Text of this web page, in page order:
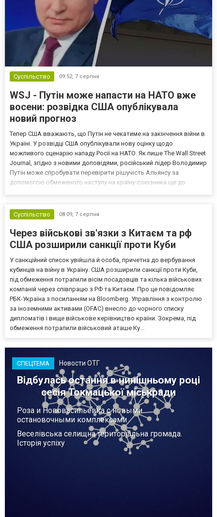
Суспільство 09:52, 7 серпня
WSJ - Путін може напасти на НАТО вже
восени: розвідка США опублікувала
новий прогноз
Тепер США вважають, що Путін не чекатиме на закінчення війни в
Україні. У розвідці США опублікували нову оцінку щодо
можливого сценарію нападу Росії на НАТО. Як пише The Wall Street
Journal, згідно з новими доповідями, російський лідер Володимир
Путін може спробувати перевірити рішучість Альянсу за
допомогою обмеженого наступу на країну-союзника ще до
Суспільство
08:09, 7 серпня
Через військові зв'язки з Китаєм та рф
США розширили санкції проти Куби
У санкційний список увійшла й особа, причетна до вербування
кубинців на війну в Україну. США розширили санкції проти Куби,
під обмеження потрапили вісім посадовців та кілька військових
компаній через співпрацю з РФ та Китаєм. Про це повідомляє
РБК-Україна з посиланням на Bloomberg. Управління з контролю
за іноземними активами (OFAC) внесло до чорного списку
дипломатів і вище військове керівництво країни. Зокрема, під
обмеження потрапили військовий аташе Ку...
СПЕЦТЕМА Новости ОТГ
Відбулась остання в нинішньому році
сесія Токмацької міськради
Роза и Нововасильевка с новыми
остановочными комплексами
Веселівська селищна територіальна громада.
Історія успіху